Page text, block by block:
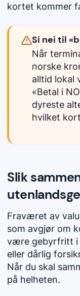
kortet kommer
Si nei til
Når
norske
alltid lokal
«Betal i
dyreste
hvilket
Slik
Fraværet av
som avgjør om
være gebyrfritt i
eller dårlig
Når du skal
på helheten.